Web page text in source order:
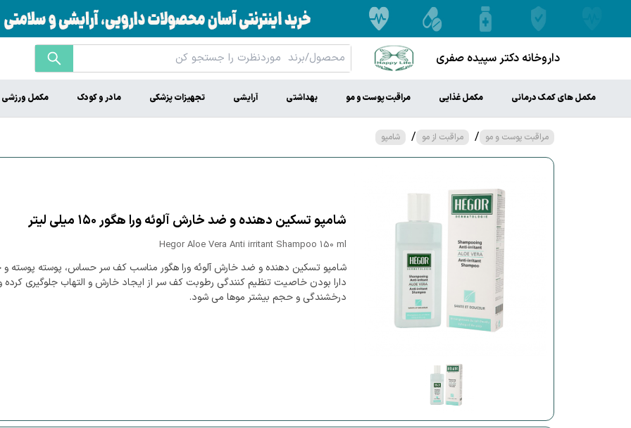
داروخانه دکتر سپیده صفری
مکمل های کمک درمانی مکمل غذایی مراقبت پوست و مو بهداشتی آرایشی تجهیزات پزشکی مادر و کودک مکمل ورزشی
مراقبت پوست و مو / مراقبت از مو / شامپو
شامپو تسکین دهنده و ضد خارش آلوئه ورا هگور ۱۵۰ میلی لیتر
Hegor Aloe Vera Anti irritant Shampoo 150 ml
شامپو تسکین دهنده و ضد خارش آلوئه ورا هگور مناسب کف سر حساس، پوسته پوسته
دارا بودن خاصیت تنظیم کنندگی رطوبت کف سر از ایجاد خارش و التهاب جلوگیری
درخشندگی و حجم بیشتر موها می شود.